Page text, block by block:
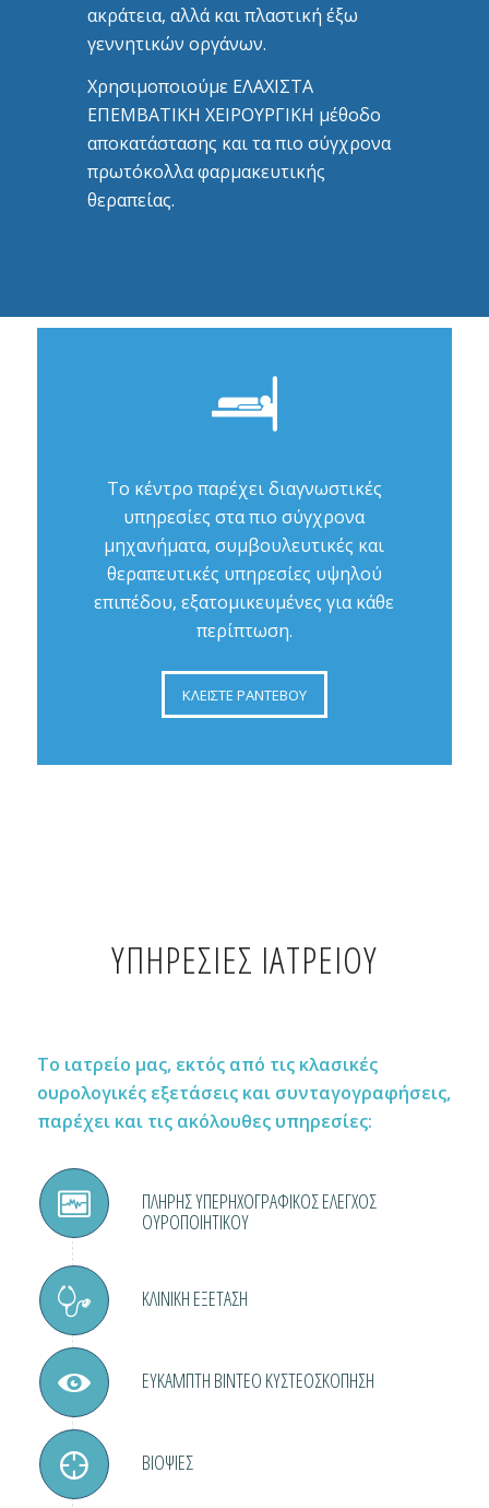
ακράτεια, αλλά και πλαστική έξω
γεννητικών οργάνων.
Χρησιμοποιούμε ΕΛΑΧΙΣΤΑ
ΕΠΕΜΒΑΤΙΚΗ ΧΕΙΡΟΥΡΓΙΚΗ μέθοδο
αποκατάστασης και τα πιο σύγχρονα
πρωτόκολλα φαρμακευτικής
θεραπείας.
Το κέντρο παρέχει διαγνωστικές
υπηρεσίες στα πιο σύγχρονα
μηχανήματα, συμβουλευτικές και
θεραπευτικές υπηρεσίες υψηλού
επιπέδου, εξατομικευμένες για κάθε
περίπτωση.
ΚΛΕΙΣΤΕ ΡΑΝΤΕΒΟΥ
ΥΠΗΡΕΣΙΕΣ ΙΑΤΡΕΙΟΥ
Το ιατρείο μας, εκτός από τις κλασικές
ουρολογικές εξετάσεις και συνταγογραφήσεις,
παρέχει και τις ακόλουθες υπηρεσίες:
ΠΛΗΡΗΣ ΥΠΕΡΗΧΟΓΡΑΦΙΚΟΣ ΕΛΕΓΧΟΣ
ΟΥΡΟΠΟΙΗΤΙΚΟΥ
ΚΛΙΝΙΚΗ ΕΞΕΤΑΣΗ
ΕΥΚΑΜΠΤΗ ΒΙΝΤΕΟ ΚΥΣΤΕΟΣΚΟΠΗΣΗ
ΒΙΟΨΙΕΣ